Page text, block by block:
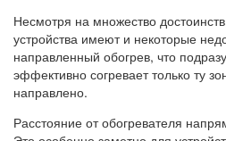
Несмотря на множество
устройства имеют и некоторые
направленный обогрев, что
эффективно согревает только ту
направлено.
Расстояние от обогревателя